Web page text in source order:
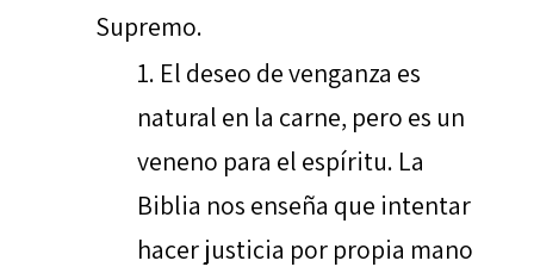
Supremo.
El deseo de venganza es
natural en la carne, pero es un
veneno para el espíritu. La
Biblia nos enseña que intentar
hacer justicia por propia mano